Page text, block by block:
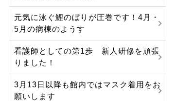
元気に泳ぐ鯉のぼりが圧巻です！4月・
5月の病棟のようす
看護師としての第1歩 新人研修を頑張
りました！
3月13日以降も館内ではマスク着用をお
願いします